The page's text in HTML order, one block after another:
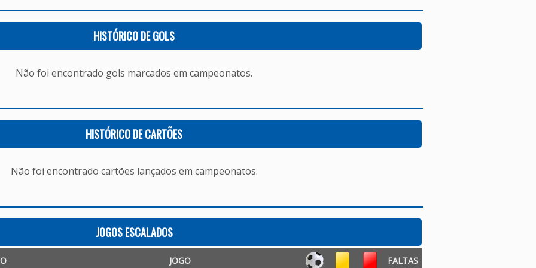
HISTÓRICO DE GOLS
Não foi encontrado gols marcados em campeonatos.
HISTÓRICO DE CARTÕES
Não foi encontrado cartões lançados em campeonatos.
JOGOS ESCALADOS
JOGO FALTAS